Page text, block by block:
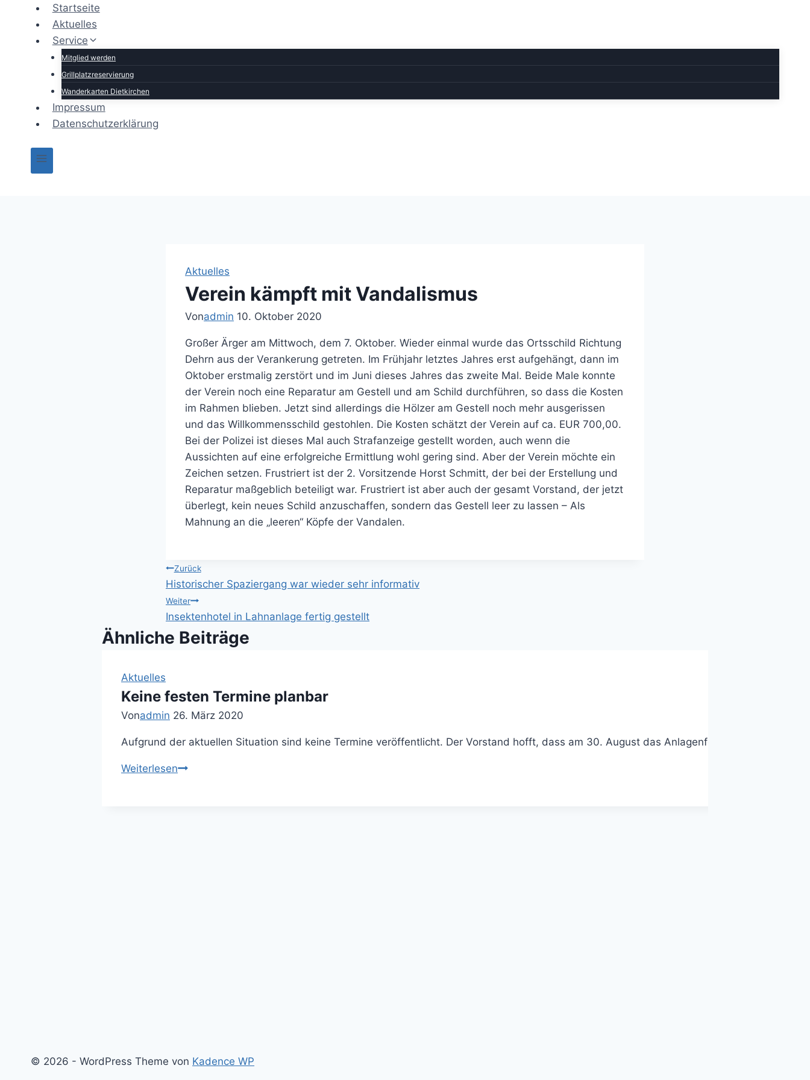
springen
Startseite
Aktuelles
Service
Mitglied werden
Grillplatzreservierung
Wanderkarten Dietkirchen
Impressum
Datenschutzerklärung
Aktuelles
Verein kämpft mit Vandalismus
Vonadmin 10. Oktober 2020
Großer Ärger am Mittwoch, dem 7. Oktober. Wieder einmal wurde das Ortsschild Richtung
Dehrn aus der Verankerung getreten. Im Frühjahr letztes Jahres erst aufgehängt, dann im
Oktober erstmalig zerstört und im Juni dieses Jahres das zweite Mal. Beide Male konnte
der Verein noch eine Reparatur am Gestell und am Schild durchführen, so dass die Kosten
im Rahmen blieben. Jetzt sind allerdings die Hölzer am Gestell noch mehr ausgerissen
und das Willkommensschild gestohlen. Die Kosten schätzt der Verein auf ca. EUR 700,00.
Bei der Polizei ist dieses Mal auch Strafanzeige gestellt worden, auch wenn die
Aussichten auf eine erfolgreiche Ermittlung wohl gering sind. Aber der Verein möchte ein
Zeichen setzen. Frustriert ist der 2. Vorsitzende Horst Schmitt, der bei der Erstellung und
Reparatur maßgeblich beteiligt war. Frustriert ist aber auch der gesamt Vorstand, der jetzt
überlegt, kein neues Schild anzuschaffen, sondern das Gestell leer zu lassen – Als
Mahnung an die „leeren“ Köpfe der Vandalen.
Beitragsnavigation
Zurück
Historischer Spaziergang war wieder sehr informativ
Weiter
Insektenhotel in Lahnanlage fertig gestellt
Ähnliche Beiträge
Aktuelles
Keine festen Termine planbar
Vonadmin 26. März 2020
Aufgrund der aktuellen Situation sind keine Termine veröffentlicht. Der Vorstand hofft, dass am 30. August das Anlagenfest und am 27.
WeiterlesenKeine
© 2026 - WordPress Theme von Kadence WP